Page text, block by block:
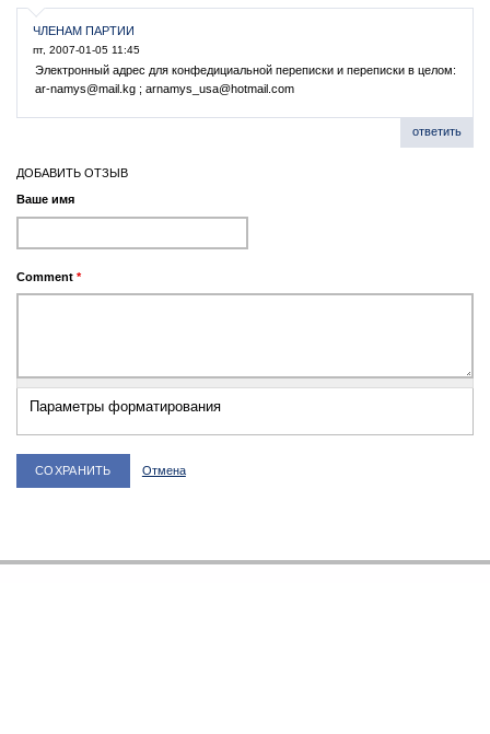
ЧЛЕНАМ ПАРТИИ
пт, 2007-01-05 11:45
Электронный адрес для конфедициальной переписки и переписки в целом:
ar-namys@mail.kg; arnamys_usa@hotmail.com
ответить
ДОБАВИТЬ ОТЗЫВ
Ваше имя
Comment *
Параметры форматирования
Отмена